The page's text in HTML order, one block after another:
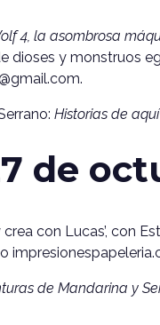
4, la asombrosa
dioses y monstruos
Historias de
de
con Lucas’, con
de Mandarina y